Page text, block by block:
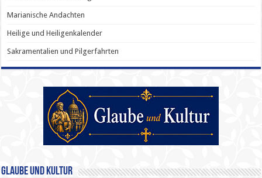
Marianische Andachten
Heilige und Heiligenkalender
Sakramentalien und Pilgerfahrten
Glaube und Kultur